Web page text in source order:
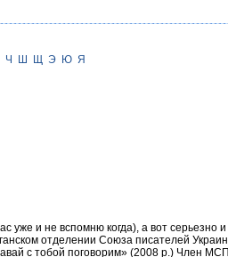
Ч Ш Щ Э Ю Я
уже и не вспомню когда), а вот
отделении Союза писателей
с тобой поговорим» (2008 р.) Член